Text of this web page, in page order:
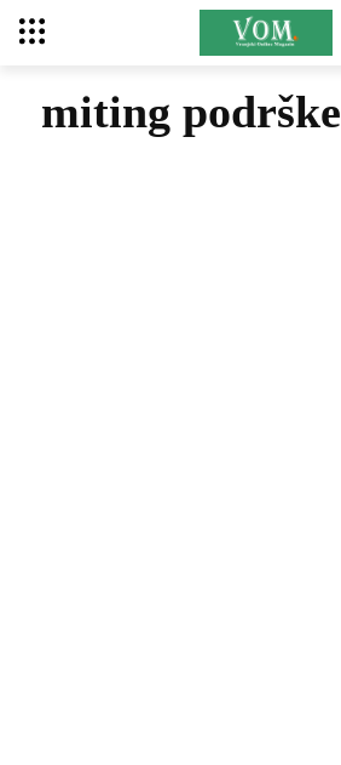
miting podrške